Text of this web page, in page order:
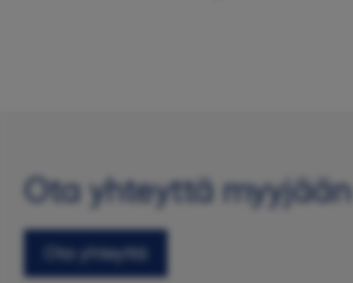
Ota yhteyttä myyjään
Ota yhteyttä